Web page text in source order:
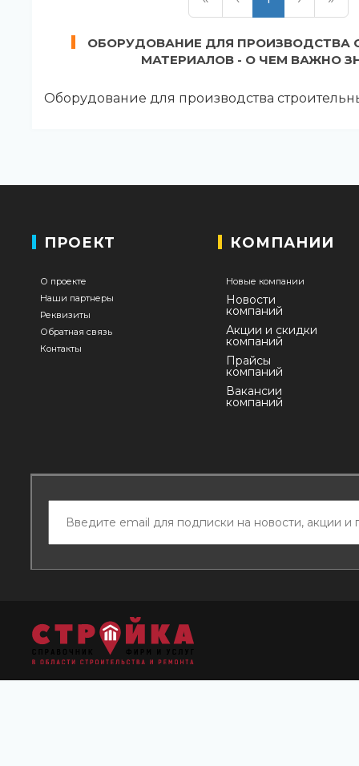
ОБОРУДОВАНИЕ ДЛЯ ПРОИЗВОДСТВА
МАТЕРИАЛОВ - О ЧЕМ ВАЖНО
Оборудование для производства
ПРОЕКТ
О проекте
Наши партнеры
Реквизиты
Обратная связь
Контакты
КОМПАНИИ
Новые компании
Новости
компаний
Акции и скидки
компаний
Прайсы
компаний
Вакансии
компаний